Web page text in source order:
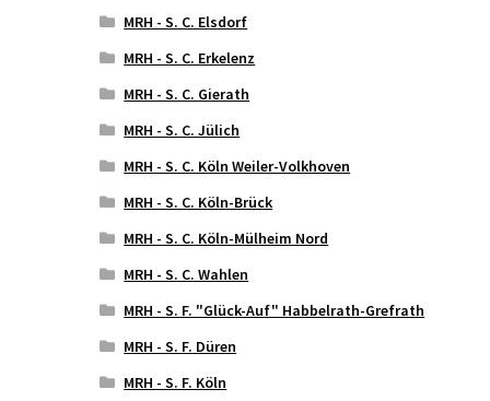
MRH - S. C. Elsdorf
MRH - S. C. Erkelenz
MRH - S. C. Gierath
MRH - S. C. Jülich
MRH - S. C. Köln Weiler-Volkhoven
MRH - S. C. Köln-Brück
MRH - S. C. Köln-Mülheim Nord
MRH - S. C. Wahlen
MRH - S. F. "Glück-Auf" Habbelrath-Grefrath
MRH - S. F. Düren
MRH - S. F. Köln